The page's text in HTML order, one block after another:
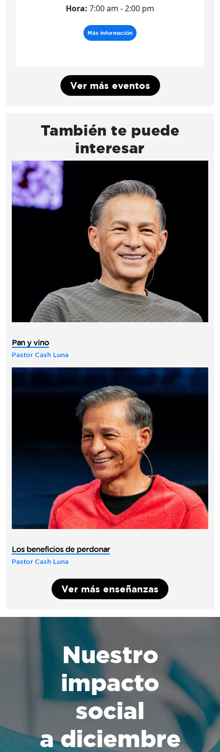
Hora: 7:00 am - 2:00 pm
Más información
Ver más eventos
También te puede
interesar
Pan y vino
Pastor Cash Luna
Los beneficios de perdonar
Pastor Cash Luna
Ver más enseñanzas
Nuestro
impacto
social
a diciembre